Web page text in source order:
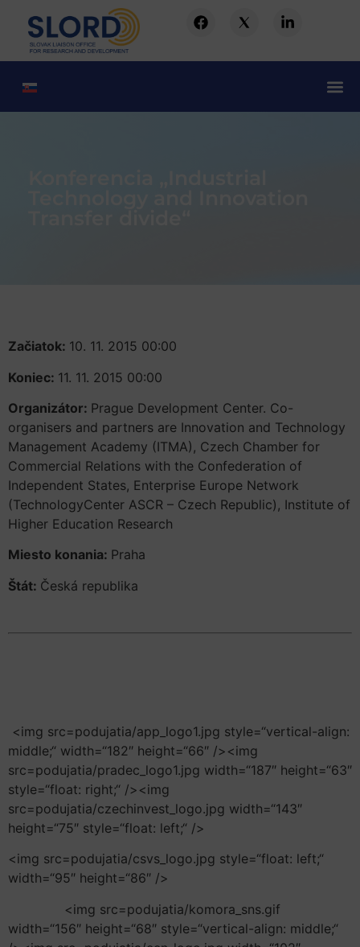
Začiatok: 10. 11. 2015 00:00
Koniec: 11. 11. 2015 00:00
Organizátor: Prague Development Center. Co-
organisers and partners are Innovation and Technology
Management Academy (ITMA), Czech Chamber for
Commercial Relations with the Confederation of
Independent States, Enterprise Europe Network
(TechnologyCenter ASCR – Czech Republic), Institute of
Higher Education Research
Miesto konania: Praha
Štát: Česká republika
<img src=podujatia/app_logo1.jpg style=“vertical-align:
middle;“ width=“182″ height=“66″ /><img
src=podujatia/pradec_logo1.jpg width=“187″ height=“63″
style=“float: right;“ /><img
src=podujatia/czechinvest_logo.jpg width=“143″
height=“75″ style=“float: left;“ />
<img src=podujatia/csvs_logo.jpg style=“float: left;“
width=“95″ height=“86″ />
<img src=podujatia/komora_sns.gif
width=“156″ height=“68″ style=“vertical-align: middle;“